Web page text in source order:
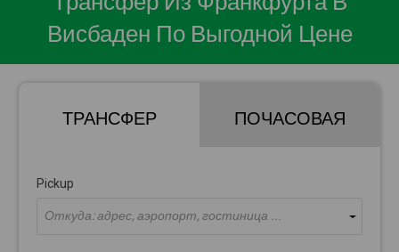
Висбаден По Выгодной Цене
ТРАНСФЕР ПОЧАСОВАЯ
Pickup
Откуда: адрес, аэропорт, гостиница ...